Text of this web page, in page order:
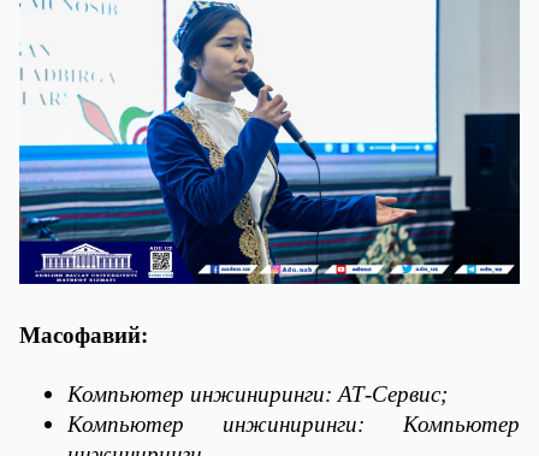
Масофавий:
Компьютер инжиниринги: АТ-Сервис;
Компьютер инжиниринги: Компьютер